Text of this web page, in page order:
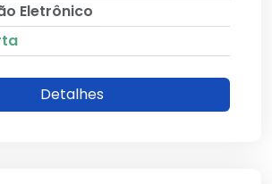
Eletrônico
Detalhes